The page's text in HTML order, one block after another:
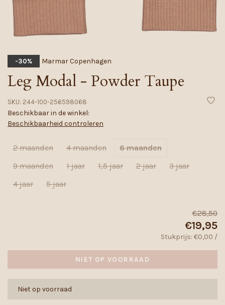
-30% Marmar Copenhagen
Leg Modal - Powder Taupe
SKU: 244-100-256598068
Beschikbaar in de winkel:
Beschikbaarheid controleren
2 maanden 4 maanden
6 maanden
9 maanden
1 jaar 1,5 jaar 2 jaar
3 jaar
4 jaar
5 jaar
€28,50
€19,95
Stukprijs: €0,00 /
NIET OP VOORRAAD
Niet op voorraad